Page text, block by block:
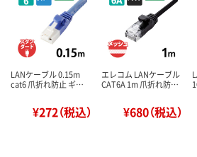
LANケーブル 0.15m
cat6 爪折れ防止 ギ…
¥272（税込）
エレコム LANケーブル
CAT6A 1m 爪折れ防…
¥680（税込）